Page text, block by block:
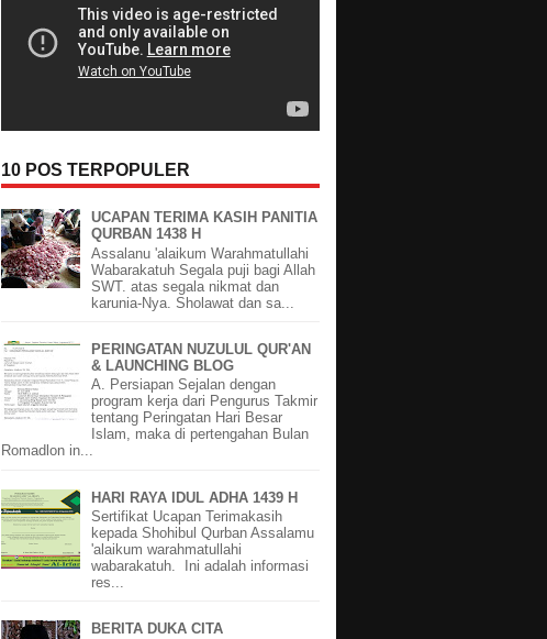
10 POS TERPOPULER
UCAPAN TERIMA KASIH PANITIA
QURBAN 1438 H
Assalanu 'alaikum Warahmatullahi
Wabarakatuh Segala puji bagi Allah
SWT. atas segala nikmat dan
karunia-Nya. Sholawat dan sa...
PERINGATAN NUZULUL QUR'AN
& LAUNCHING BLOG
A. Persiapan Sejalan dengan
program kerja dari Pengurus Takmir
tentang Peringatan Hari Besar
Islam, maka di pertengahan Bulan
Romadlon in...
HARI RAYA IDUL ADHA 1439 H
Sertifikat Ucapan Terimakasih
kepada Shohibul Qurban Assalamu
'alaikum warahmatullahi
wabarakatuh. Ini adalah informasi
res...
BERITA DUKA CITA